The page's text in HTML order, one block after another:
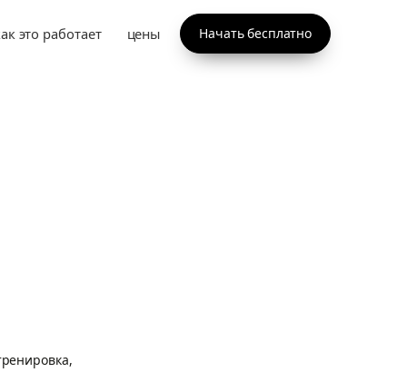
это работает цены Начать бесплатно